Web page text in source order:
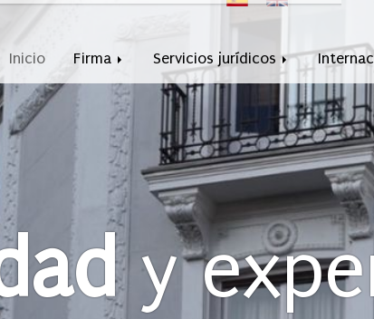
Inicio Firma Servicios jurídicos
y